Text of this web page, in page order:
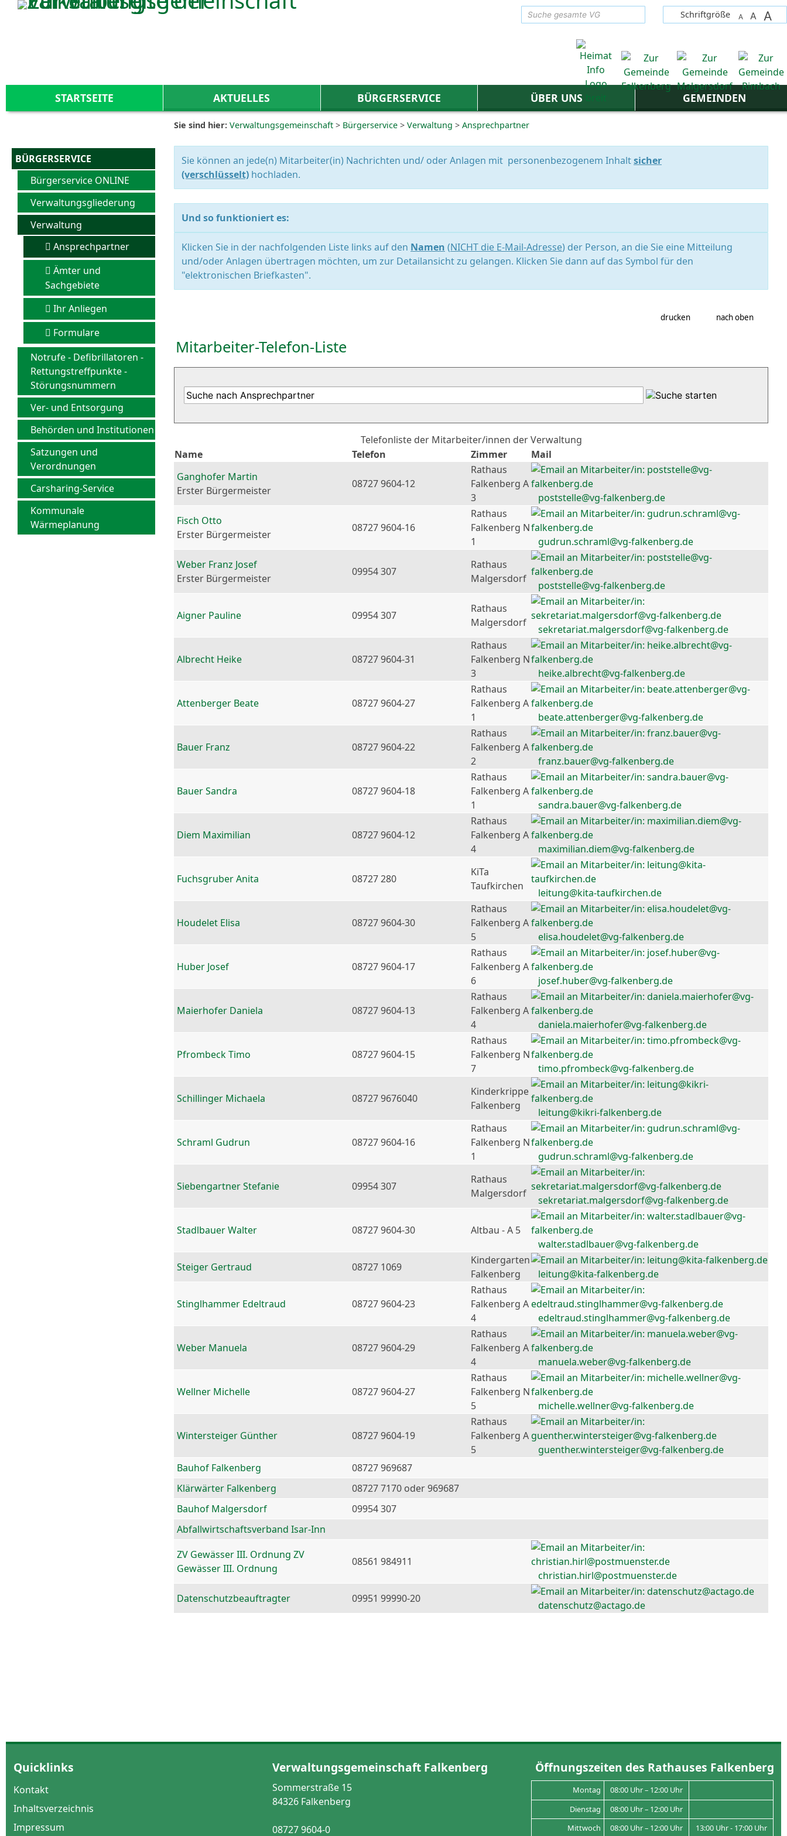
Zum Inhalt,zur Navigationoderzur Startseitespringen.
Schriftgröße A A A
STARTSEITE AKTUELLES BÜRGERSERVICE ÜBER UNS GEMEINDEN
BÜRGERSERVICE
Bürgerservice ONLINE
Verwaltungsgliederung
Verwaltung
Ansprechpartner
Ämter und
Sachgebiete
Ihr Anliegen
Formulare
Notrufe - Defibrillatoren -
Rettungstreffpunkte -
Störungsnummern
Ver- und Entsorgung
Behörden und Institutionen
Satzungen und
Verordnungen
Carsharing-Service
Kommunale
Wärmeplanung
Sie sind hier: Verwaltungsgemeinschaft > Bürgerservice > Verwaltung > Ansprechpartner
Sie können an jede(n) Mitarbeiter(in) Nachrichten und/ oder Anlagen mit personenbezogenem Inhaltsicher
(verschlüsselt) hochladen.
Und so funktioniert es:
Klicken Sie in der nachfolgenden Liste links auf den Namen (NICHT die E-Mail-Adresse) der Person, an die Sie eine Mitteilung
und/oder Anlagen übertragen möchten, um zur Detailansicht zu gelangen. Klicken Sie dann auf das Symbol für den
"elektronischen Briefkasten".
drucken nach oben
Mitarbeiter-Telefon-Liste
Telefonliste der Mitarbeiter/innen der Verwaltung
Name
Telefon Zimmer
Mail
Ganghofer Martin
Erster Bürgermeister
08727 9604-12
Rathaus
Falkenberg A
3
poststelle@vg-falkenberg.de
Fisch Otto
Erster Bürgermeister
08727 9604-16
Rathaus
Falkenberg N
1
gudrun.schraml@vg-falkenberg.de
Weber Franz Josef
Erster Bürgermeister
09954 307
Rathaus
Malgersdorf
poststelle@vg-falkenberg.de
Aigner Pauline 09954 307
Rathaus
Malgersdorf
sekretariat.malgersdorf@vg-falkenberg.de
Albrecht Heike 08727 9604-31
Rathaus
Falkenberg N
3
heike.albrecht@vg-falkenberg.de
Attenberger Beate 08727 9604-27
Rathaus
Falkenberg A
1
beate.attenberger@vg-falkenberg.de
Bauer Franz 08727 9604-22
Rathaus
Falkenberg A
2
franz.bauer@vg-falkenberg.de
Bauer Sandra 08727 9604-18
Rathaus
Falkenberg A
1
sandra.bauer@vg-falkenberg.de
Diem Maximilian 08727 9604-12
Rathaus
Falkenberg A
4
maximilian.diem@vg-falkenberg.de
Fuchsgruber Anita 08727 280
KiTa
Taufkirchen
leitung@kita-taufkirchen.de
Houdelet Elisa 08727 9604-30
Rathaus
Falkenberg A
5
elisa.houdelet@vg-falkenberg.de
Huber Josef 08727 9604-17
Rathaus
Falkenberg A
6
josef.huber@vg-falkenberg.de
Maierhofer Daniela 08727 9604-13
Rathaus
Falkenberg A
4
daniela.maierhofer@vg-falkenberg.de
Pfrombeck Timo 08727 9604-15
Rathaus
Falkenberg N
7
timo.pfrombeck@vg-falkenberg.de
Schillinger Michaela 08727 9676040
Kinderkrippe
Falkenberg
leitung@kikri-falkenberg.de
Schraml Gudrun 08727 9604-16
Rathaus
Falkenberg N
1
gudrun.schraml@vg-falkenberg.de
Siebengartner Stefanie 09954 307
Rathaus
Malgersdorf
sekretariat.malgersdorf@vg-falkenberg.de
Stadlbauer Walter 08727 9604-30
Altbau - A 5
walter.stadlbauer@vg-falkenberg.de
Steiger Gertraud
08727 1069
Kindergarten
Falkenberg
leitung@kita-falkenberg.de
Stinglhammer Edeltraud 08727 9604-23
Rathaus
Falkenberg A
4
edeltraud.stinglhammer@vg-falkenberg.de
Weber Manuela 08727 9604-29
Rathaus
Falkenberg A
4
manuela.weber@vg-falkenberg.de
Wellner Michelle 08727 9604-27
Rathaus
Falkenberg N
5
michelle.wellner@vg-falkenberg.de
Wintersteiger Günther 08727 9604-19
Rathaus
Falkenberg A
5
guenther.wintersteiger@vg-falkenberg.de
Bauhof Falkenberg
08727 969687
Klärwärter Falkenberg
08727 7170 oder 969687
Bauhof Malgersdorf
09954 307
Abfallwirtschaftsverband Isar-Inn
ZV Gewässer III. Ordnung ZV
Gewässer III. Ordnung
08561 984911
christian.hirl@postmuenster.de
Datenschutzbeauftragter
09951 99990-20
datenschutz@actago.de
Quicklinks
Kontakt
Inhaltsverzeichnis
Impressum
Verwaltungsgemeinschaft Falkenberg
Sommerstraße 15
84326 Falkenberg
08727 9604-0
Öffnungszeiten des Rathauses Falkenberg
Montag
08:00 Uhr – 12:00 Uhr
Dienstag
08:00 Uhr – 12:00 Uhr
Mittwoch
08:00 Uhr – 12:00 Uhr 13:00 Uhr - 17:00 Uhr